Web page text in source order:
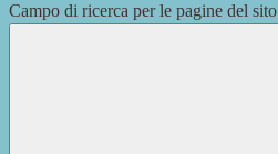
Campo di ricerca per le pagine del sito